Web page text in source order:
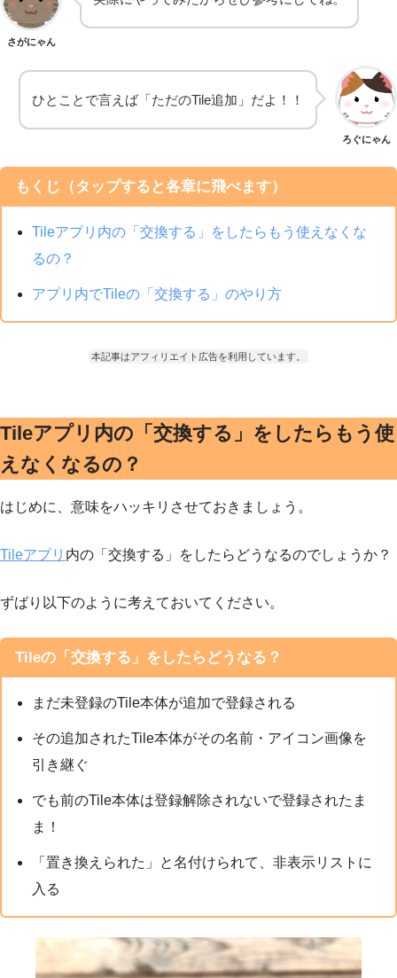
さがにゃん
ろぐにゃん
ひとことで言えば「ただのTile追加」だよ！！
もくじ（タップすると各章に飛べます）
Tileアプリ内の「交換する」をしたらもう使えなくな
るの？
アプリ内でTileの「交換する」のやり方
本記事はアフィリエイト広告を利用しています。
Tileアプリ内の「交換する」をしたらもう使
えなくなるの？
はじめに、意味をハッキリさせておきましょう。
Tileアプリ 内の「交換する」をしたらどうなるのでしょうか？
ずばり以下のように考えておいてください。
Tileの「交換する」をしたらどうなる？
まだ未登録のTile本体が追加で登録される
その追加されたTile本体がその名前・アイコン画像を
引き継ぐ
でも前のTile本体は登録解除されないで登録されたま
ま！
「置き換えられた」と名付けられて、非表示リストに
入る